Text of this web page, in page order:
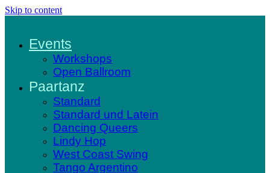
Skip to content
Events
Workshops
Open Ballroom
Paartanz
Standard
Standard und Latein
Dancing Queers
Lindy Hop
West Coast Swing
Tango Argentino